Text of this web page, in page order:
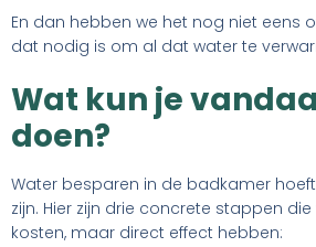
En dan hebben we het nog niet eens
dat nodig is om al dat water te
Wat kun je
doen?
Water besparen in de badkamer
zijn. Hier zijn drie concrete stappen
kosten, maar direct effect hebben: